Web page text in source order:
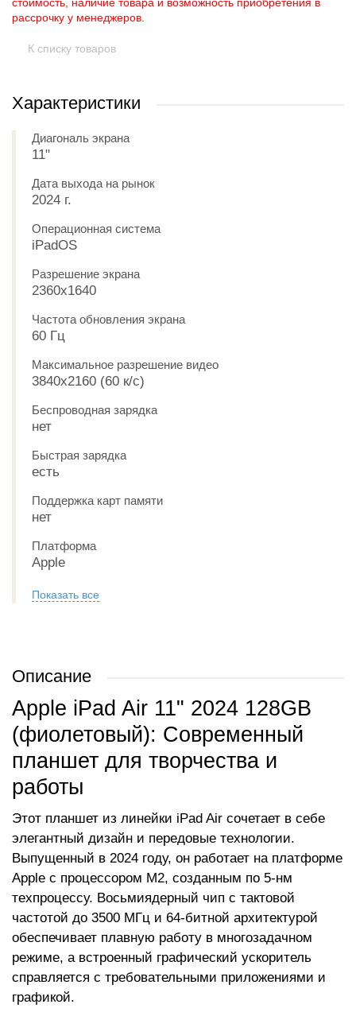
рассрочку у менеджеров.
К списку товаров
Характеристики
Диагональ экрана
11"
Дата выхода на рынок
2024 г.
Операционная система
iPadOS
Разрешение экрана
2360x1640
Частота обновления экрана
60 Гц
Максимальное разрешение видео
3840x2160 (60 к/с)
Беспроводная зарядка
нет
Быстрая зарядка
есть
Поддержка карт памяти
нет
Платформа
Apple
Показать все
Описание
Apple iPad Air 11" 2024 128GB
(фиолетовый): Современный
планшет для творчества и
работы
Этот планшет из линейки iPad Air сочетает в себе
элегантный дизайн и передовые технологии.
Выпущенный в 2024 году, он работает на платформе
Apple с процессором M2, созданным по 5-нм
техпроцессу. Восьмиядерный чип с тактовой
частотой до 3500 МГц и 64-битной архитектурой
обеспечивает плавную работу в многозадачном
режиме, а встроенный графический ускоритель
справляется с требовательными приложениями и
графикой.